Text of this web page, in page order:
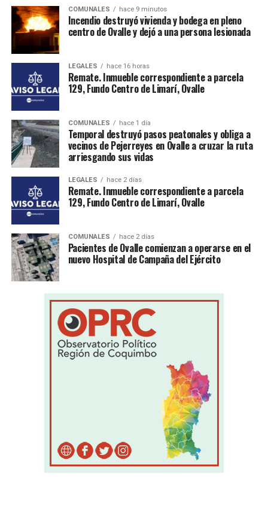
COMUNALES hace 9 minutos
Incendio destruyó vivienda y bodega en pleno
centro de Ovalle y dejó a una persona lesionada
LEGALES hace 16 horas
Remate. Inmueble correspondiente a parcela
129, Fundo Centro de Limarí, Ovalle
COMUNALES hace 1 día
Temporal destruyó pasos peatonales y obliga a
vecinos de Pejerreyes en Ovalle a cruzar la ruta
arriesgando sus vidas
LEGALES hace 2 días
Remate. Inmueble correspondiente a parcela
129, Fundo Centro de Limarí, Ovalle
COMUNALES hace 2 días
Pacientes de Ovalle comienzan a operarse en el
nuevo Hospital de Campaña del Ejército